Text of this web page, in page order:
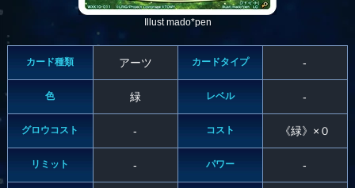
Illust mado*pen
カード種類 アーツ カードタイプ -
色 緑 レベル -
グロウコスト - コスト 《緑》×０
リミット - パワー -